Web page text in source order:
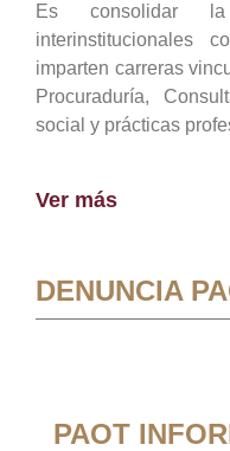
Es consolidar
interinstitucionales
imparten carreras
Procuraduría,
social y prácticas
Ver más
DENUNCIA
PAOT